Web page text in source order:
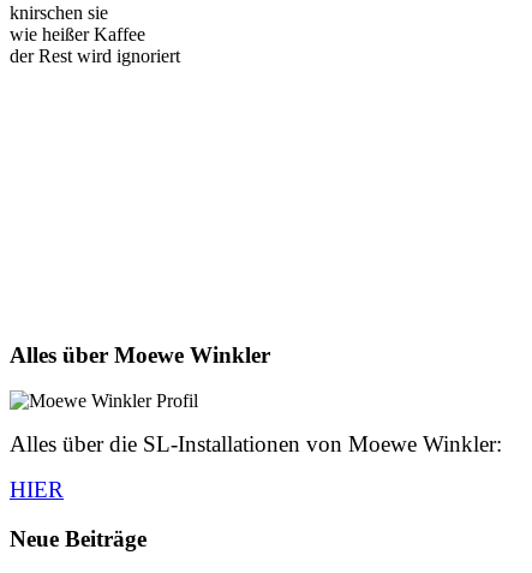
knirschen sie
wie heißer Kaffee
der Rest wird ignoriert
Alles über Moewe Winkler
Alles über die SL-Installationen von Moewe Winkler:
HIER
Neue Beiträge